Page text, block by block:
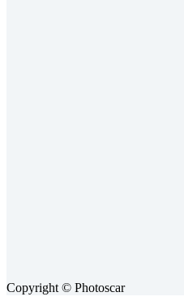
Copyright © Photoscar